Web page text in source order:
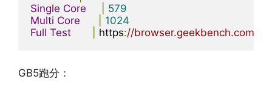
Single Core
579
Multi Core
1024
Full Test https://browser.geekbench.com/
GB5跑分：